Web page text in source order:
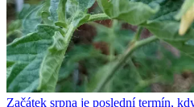
Začátek srpna je poslední termín,